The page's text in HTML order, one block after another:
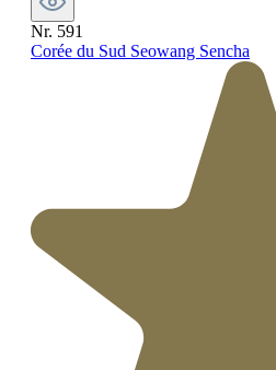
Nr. 591
Corée du Sud Seowang Sencha